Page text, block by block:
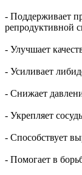
- Поддерживает
репродуктивной
- Улучшает
- Усиливает
- Снижает
- Укрепляет
- Способствует
- Помогает в